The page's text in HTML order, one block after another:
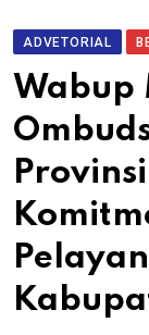
ADVETORIAL
Wabup